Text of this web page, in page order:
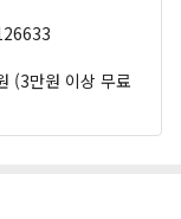
(3만원 이상 무료